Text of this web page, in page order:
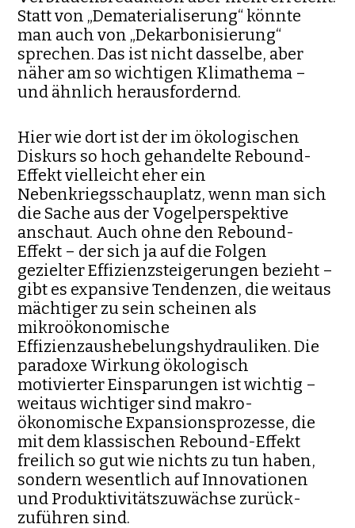
Statt von „Dematerialiserung“ könnte
man auch von „Dekarbonisierung“
sprechen. Das ist nicht dasselbe, aber
näher am so wichtigen Klimathema –
und ähnlich herausfordernd.
Hier wie dort ist der im ökologischen
Diskurs so hoch gehan­delte Rebound-
Effekt vielleicht eher ein
Nebenkriegsschau­platz, wenn man sich
die Sache aus der Vogelperspektive
anschaut. Auch ohne den Rebound-
Effekt – der sich ja auf die Folgen
gezielter Effizienzsteigerun­gen bezieht –
gibt es expansive Tendenzen, die weitaus
mächti­ger zu sein scheinen als
mikroökonomische
Effizienzaushebelungs­hydrauliken. Die
paradoxe Wirkung ökolo­gisch
motivierter Einsparungen ist wichtig –
weitaus wichtiger sind mak­ro­
ökonomische Expansionsprozesse, die
mit dem klassischen Re­bound-Effekt
freilich so gut wie nichts zu tun haben,
son­dern wesent­lich auf Innovationen
und Produktivitätszuwächse zu­rück­
zuführen sind.